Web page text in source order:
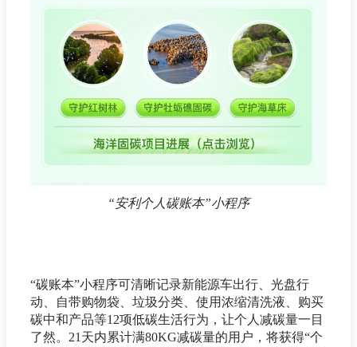
“安利个人碳账本”小程序
“碳账本”小程序可清晰记录新能源车出行、光盘行
动、自带购物袋、垃圾分类、使用浓缩清洗液、购买
碳中和产品等12项低碳生活行为，让个人减碳量一目
了然。21天内累计满80KG减碳量的用户，将获得“个